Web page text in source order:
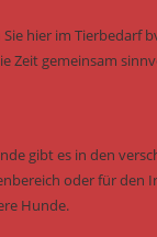
hier im Tierbedarf
Zeit gemeinsam
gibt es in den
oder für den
Hunde.